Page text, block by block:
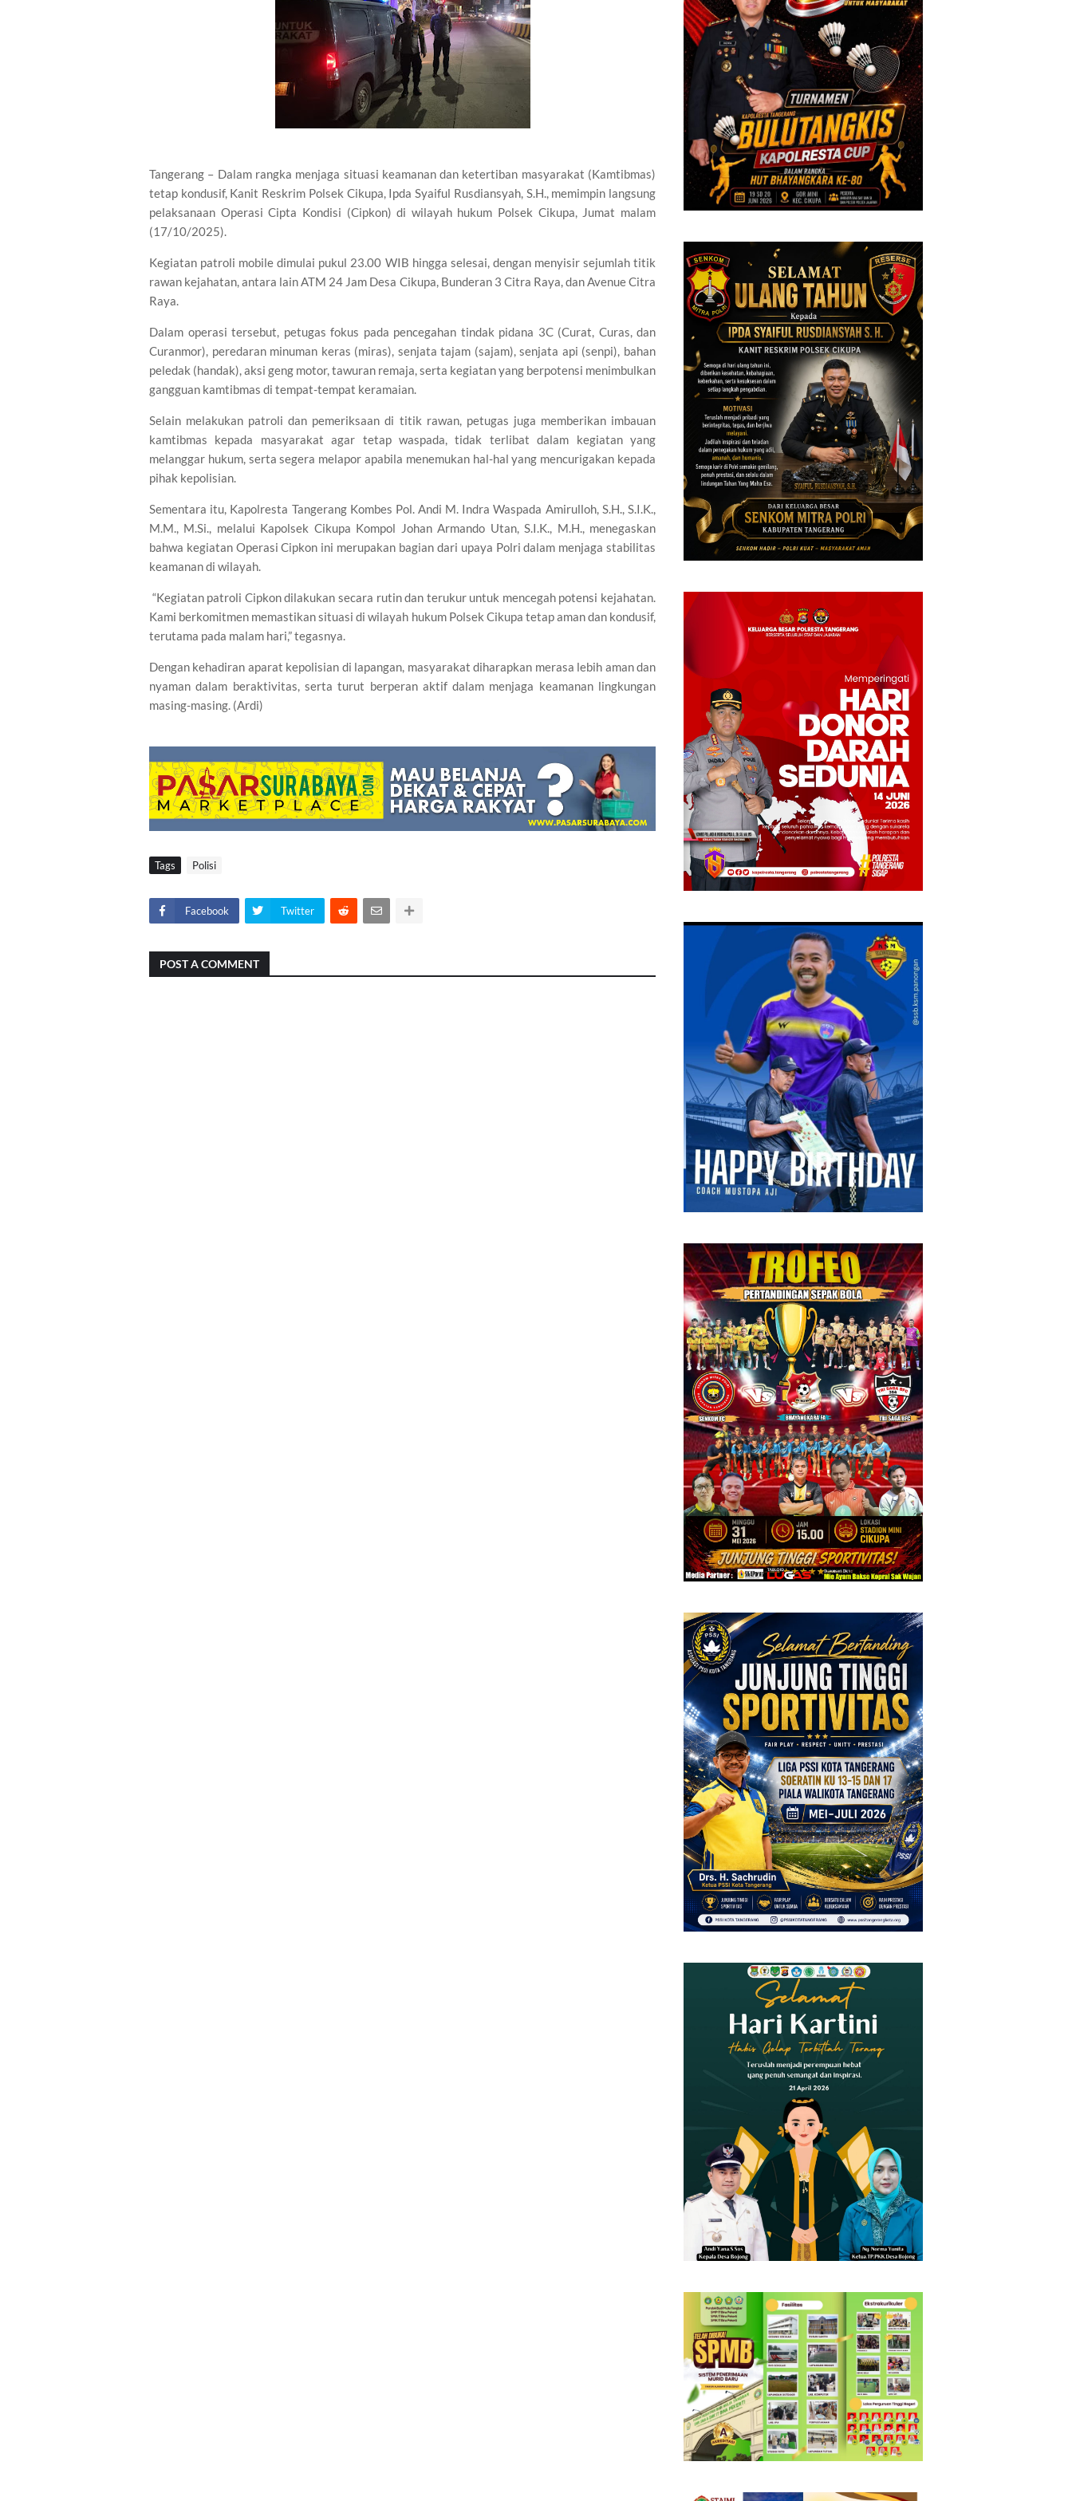
Tangerang – Dalam rangka menjaga situasi keamanan dan ketertiban masyarakat (Kamtibmas)
tetap kondusif, Kanit Reskrim Polsek Cikupa, Ipda Syaiful Rusdiansyah, S.H., memimpin langsung
pelaksanaan Operasi Cipta Kondisi (Cipkon) di wilayah hukum Polsek Cikupa, Jumat malam
(17/10/2025).
Kegiatan patroli mobile dimulai pukul 23.00 WIB hingga selesai, dengan menyisir sejumlah titik
rawan kejahatan, antara lain ATM 24 Jam Desa Cikupa, Bunderan 3 Citra Raya, dan Avenue Citra
Raya.
Dalam operasi tersebut, petugas fokus pada pencegahan tindak pidana 3C (Curat, Curas, dan
Curanmor), peredaran minuman keras (miras), senjata tajam (sajam), senjata api (senpi), bahan
peledak (handak), aksi geng motor, tawuran remaja, serta kegiatan yang berpotensi menimbulkan
gangguan kamtibmas di tempat-tempat keramaian.
Selain melakukan patroli dan pemeriksaan di titik rawan, petugas juga memberikan imbauan
kamtibmas kepada masyarakat agar tetap waspada, tidak terlibat dalam kegiatan yang
melanggar hukum, serta segera melapor apabila menemukan hal-hal yang mencurigakan kepada
pihak kepolisian.
Sementara itu, Kapolresta Tangerang Kombes Pol. Andi M. Indra Waspada Amirulloh, S.H., S.I.K.,
M.M., M.Si., melalui Kapolsek Cikupa Kompol Johan Armando Utan, S.I.K., M.H., menegaskan
bahwa kegiatan Operasi Cipkon ini merupakan bagian dari upaya Polri dalam menjaga stabilitas
keamanan di wilayah.
“Kegiatan patroli Cipkon dilakukan secara rutin dan terukur untuk mencegah potensi kejahatan.
Kami berkomitmen memastikan situasi di wilayah hukum Polsek Cikupa tetap aman dan kondusif,
terutama pada malam hari,” tegasnya.
Dengan kehadiran aparat kepolisian di lapangan, masyarakat diharapkan merasa lebih aman dan
nyaman dalam beraktivitas, serta turut berperan aktif dalam menjaga keamanan lingkungan
masing-masing. (Ardi)
Tags Polisi
Facebook Twitter
POST A COMMENT